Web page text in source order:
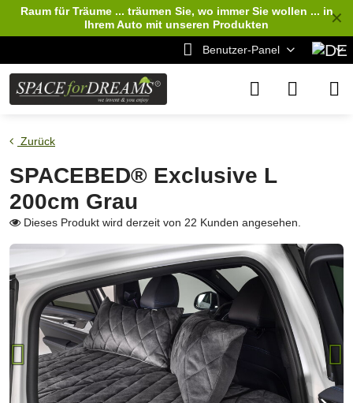
✕
Raum für Träume ... träumen Sie, wo immer Sie wollen ... in
Ihrem Auto mit unseren Produkten
Benutzer-Panel
Zurück
SPACEBED® Exclusive L
200cm Grau
Dieses Produkt wird derzeit von 22 Kunden angesehen.